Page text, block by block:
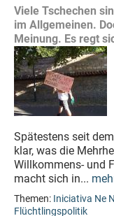
Viele Tschechen
im Allgemeinen.
Meinung. Es regt
Spätestens seit
klar, was die
Willkommens- und
macht sich in...
Themen: Iniciativa Ne
Flüchtlingspolitik